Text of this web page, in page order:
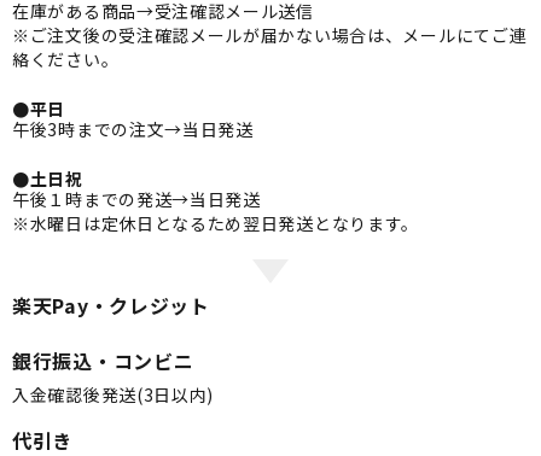
在庫がある商品→受注確認メール送信
※ご注文後の受注確認メールが届かない場合は、メールにてご連
絡ください。
●平日
午後3時までの注文→当日発送
●土日祝
午後１時までの発送→当日発送
※水曜日は定休日となるため翌日発送となります。
楽天Pay・クレジット
銀行振込・コンビニ
入金確認後発送(3日以内)
代引き